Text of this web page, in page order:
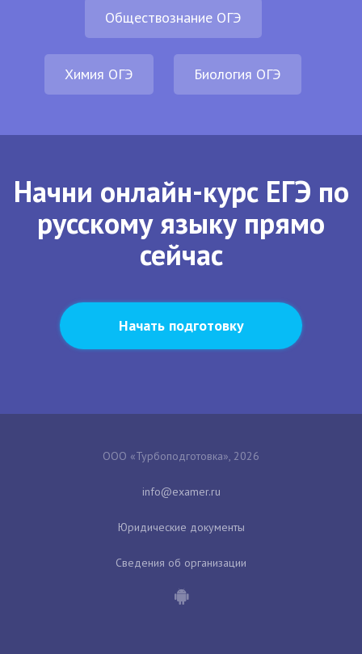
Обществознание ОГЭ
Химия ОГЭ Биология ОГЭ
Начни онлайн-курс ЕГЭ по
русскому языку прямо
сейчас
Начать подготовку
ООО «Турбоподготовка», 2026
Юридические документы
Сведения об организации